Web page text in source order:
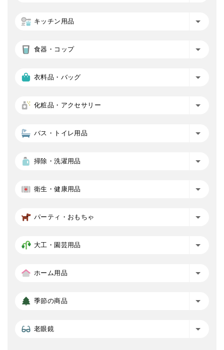
キッチン用品
食器・コップ
衣料品・バッグ
化粧品・アクセサリー
バス・トイレ用品
掃除・洗濯用品
衛生・健康用品
パーティ・おもちゃ
大工・園芸用品
ホーム用品
季節の商品
老眼鏡